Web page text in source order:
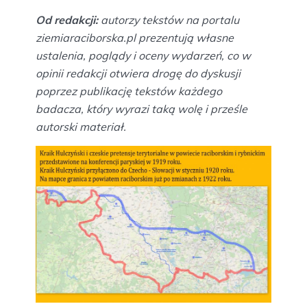
Od redakcji:autorzy tekstów na portalu
ziemiaraciborska.pl prezentują własne
ustalenia, poglądy i oceny wydarzeń, co w
opinii redakcji otwiera drogę do dyskusji
poprzez publikację tekstów każdego
badacza, który wyrazi taką wolę i prześle
autorski materiał.